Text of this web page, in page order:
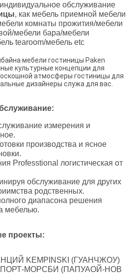
обслуживание
, как мебель приемной мебели
комнаты прожития/мебели
мебели бара/мебели
tearoom/мебель etc
мебели гостиницы Paken
культурные концепции для
атмосферы гостиницы для
дизайнеры служа для вас.
измерения и
производства и ясное
Professtional логистическая от
обслуживание для других
родственных.
диапасона решения
мебелью.
проекты:
KEMPINSKI (ГУАНЧЖОУ)
МОРСБИ (ПАПУАОЙ-НОВ